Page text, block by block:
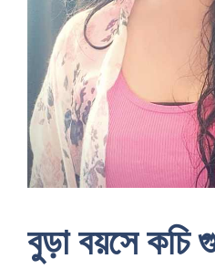
বুড়া বয়সে কচি